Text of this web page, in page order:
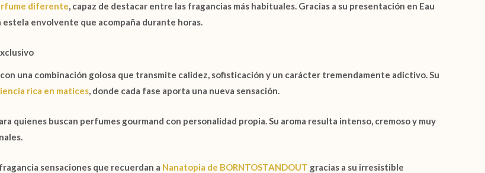
diferente, capaz de destacar entre las fragancias más habituales. Gracias a su presentación en Eau
envolvente que acompaña durante horas.
una combinación golosa que transmite calidez, sofisticación y un carácter tremendamente adictivo. Su
rica en matices , donde cada fase aporta una nueva sensación.
quienes buscan perfumes gourmand con personalidad propia. Su aroma resulta intenso, cremoso y muy
sensaciones que recuerdan a Nanatopia de BORNTOSTANDOUT gracias a su irresistible